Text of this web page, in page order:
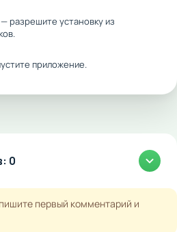
разрешите установку из
приложение.
0
первый комментарий и